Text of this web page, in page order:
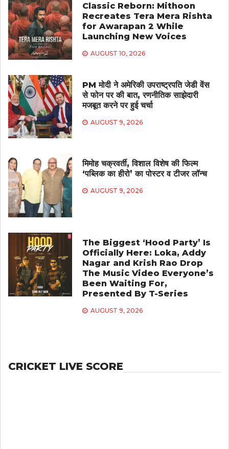
Classic Reborn: Mithoon
Recreates Tera Mera Rishta
for Awarapan 2 While
Launching New Voices
AUGUST 10, 2026
PM मोदी ने अमेरिकी उपराष्ट्रपति जेडी वेंस
से फोन पर की बात, रणनीतिक साझेदारी
मजबूत करने पर हुई चर्चा
AUGUST 9, 2026
मिमोह चक्रवर्ती, विशाल विशेष की फिल्म
‘पब्लिक का हीरो’ का पोस्टर व टीजर लॉन्च
AUGUST 9, 2026
The Biggest ‘Hood Party’ Is
Officially Here: Loka, Addy
Nagar and Krish Rao Drop
The Music Video Everyone’s
Been Waiting For,
Presented By T-Series
AUGUST 9, 2026
CRICKET LIVE SCORE